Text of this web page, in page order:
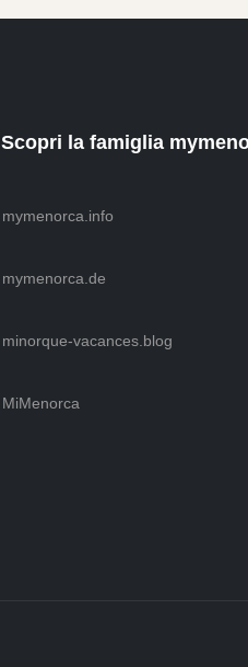
Scopri la famiglia
mymenorca.info
mymenorca.de
minorque-vacances.blog
MiMenorca